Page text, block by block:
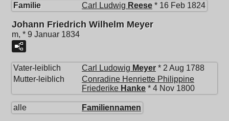
Familie Carl Ludwig Reese * 16 Feb 1824
Johann Friedrich Wilhelm Meyer
m, * 9 Januar 1834
Vater-leiblich Carl Ludowig Meyer * 2 Aug 1788
Mutter-leiblich
Conradine Henriette Philippine
Friederike Hanke * 4 Nov 1800
alle Familiennamen